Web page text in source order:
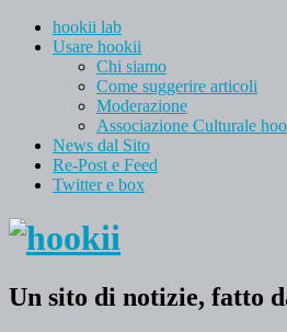
hookii lab
Usare hookii
Chi siamo
Come suggerire articoli
Moderazione
Associazione Culturale
News dal Sito
Re-Post e Feed
Twitter e box
Un sito di notizie, fatto